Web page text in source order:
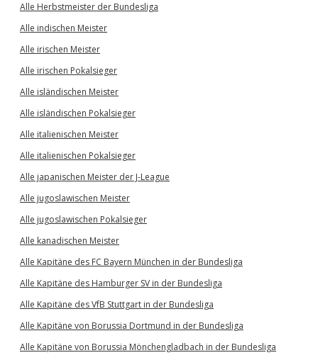
Alle Herbstmeister der Bundesliga
Alle indischen Meister
Alle irischen Meister
Alle irischen Pokalsieger
Alle isländischen Meister
Alle isländischen Pokalsieger
Alle italienischen Meister
Alle italienischen Pokalsieger
Alle japanischen Meister der J-League
Alle jugoslawischen Meister
Alle jugoslawischen Pokalsieger
Alle kanadischen Meister
Alle Kapitäne des FC Bayern München in der Bundesliga
Alle Kapitäne des Hamburger SV in der Bundesliga
Alle Kapitäne des VfB Stuttgart in der Bundesliga
Alle Kapitäne von Borussia Dortmund in der Bundesliga
Alle Kapitäne von Borussia Mönchengladbach in der Bundesliga